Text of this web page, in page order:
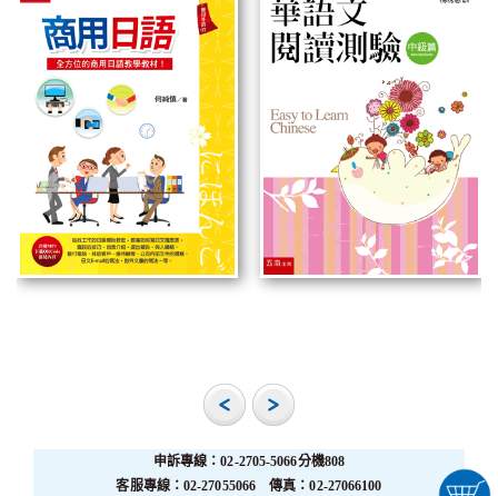
申訴專線：02-2705-5066分機808
客服專線：02-27055066 傳真：02-27066100